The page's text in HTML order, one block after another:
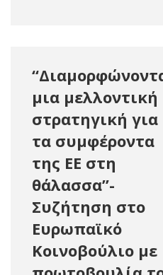
μια μελλοντική
στρατηγική για
τα συμφέροντα
της ΕΕ στη
θάλασσα”-
Συζήτηση στο
Ευρωπαϊκό
Κοινοβούλιο με